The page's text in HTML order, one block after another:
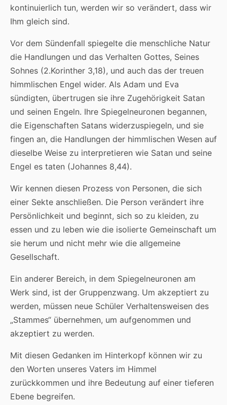
kontinuierlich tun, werden wir so verändert, dass wir
Ihm gleich sind.
Vor dem Sündenfall spiegelte die menschliche Natur
die Handlungen und das Verhalten Gottes, Seines
Sohnes (2.Korinther 3,18), und auch das der treuen
himmlischen Engel wider. Als Adam und Eva
sündigten, übertrugen sie ihre Zugehörigkeit Satan
und seinen Engeln. Ihre Spiegelneuronen begannen,
die Eigenschaften Satans widerzuspiegeln, und sie
fingen an, die Handlungen der himmlischen Wesen auf
dieselbe Weise zu interpretieren wie Satan und seine
Engel es taten (Johannes 8,44).
Wir kennen diesen Prozess von Personen, die sich
einer Sekte anschließen. Die Person verändert ihre
Persönlichkeit und beginnt, sich so zu kleiden, zu
essen und zu leben wie die isolierte Gemeinschaft um
sie herum und nicht mehr wie die allgemeine
Gesellschaft.
Ein anderer Bereich, in dem Spiegelneuronen am
Werk sind, ist der Gruppenzwang. Um akzeptiert zu
werden, müssen neue Schüler Verhaltensweisen des
„Stammes“ übernehmen, um aufgenommen und
akzeptiert zu werden.
Mit diesen Gedanken im Hinterkopf können wir zu
den Worten unseres Vaters im Himmel
zurückkommen und ihre Bedeutung auf einer tieferen
Ebene begreifen.